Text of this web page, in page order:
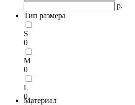
р.
Тип размера
S
0
M
0
L
0
Материал